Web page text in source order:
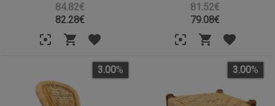
84.82€
82.28€
81.52€
79.08€
3.00% 3.00%